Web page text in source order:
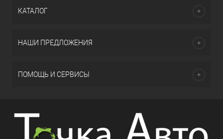
КАТАЛОГ
НАШИ ПРЕДЛОЖЕНИЯ
ПОМОЩЬ И СЕРВИСЫ